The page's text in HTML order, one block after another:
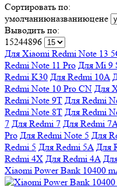
Сортировать по:
умолчаниюназваниюцене
Выводить по:
15244896
Для Xiaomi Redmi Note 13
Redmi Note 11 Pro Для Mi 9
Redmi K30 Для Redmi 10A
Redmi Note 10 Pro CN Для
Redmi Note 9T Для Redmi
Redmi Note 8T Для Redmi
7 Для Redmi 7 Для Redmi
Pro Для Redmi Note 5 Для
Redmi 5 Для Redmi 5A Для
Redmi 4X Для Redmi 4A
Xiaomi Power Bank 10400